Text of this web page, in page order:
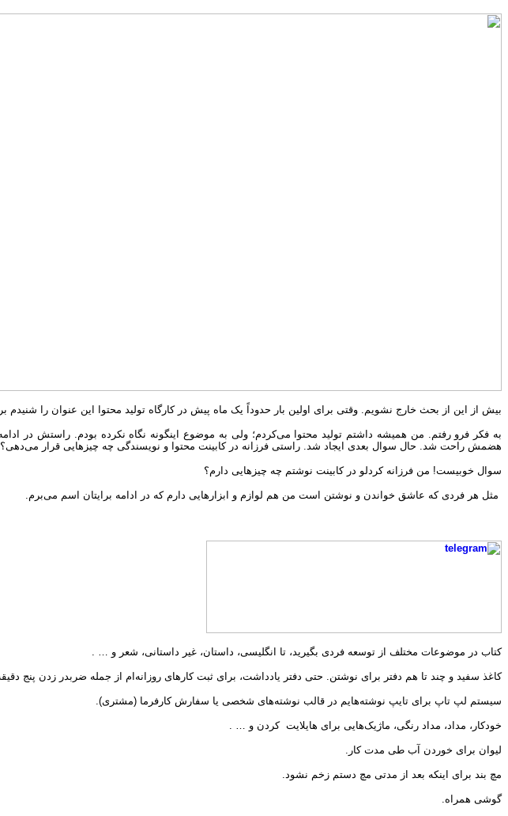
بیش از این از بحث خارج نشویم. وقتی برای اولین بار حدوداً یک ماه پیش در کارگاه تولید محتوا این عنوان را
به فکر فرو رفتم. من همیشه داشتم تولید محتوا می‌کردم؛ ولی به موضوع اینگونه نگاه نکرده بودم. راستش در
هضمش راحت شد. حال سوال بعدی ایجاد شد. راستی فرزانه در کابینت محتوا و نویسندگی چه چیزهایی قرار
سوال خوبیست! من فرزانه کردلو در کابینت نوشتم چه چیزهایی دارم؟
مثل هر فردی که عاشق خواندن و نوشتن است من هم لوازم و ابزارهایی دارم که در ادامه برایتان اسم می‌برم.
کتاب در موضوعات مختلف از توسعه فردی بگیرید، تا انگلیسی، داستان، غیر داستانی، شعر و … .
کاغذ سفید و چند تا هم دفتر برای نوشتن. حتی دفتر یادداشت، برای ثبت کارهای روزانه‌ام از جمله ضربدر زدن پنج
سیستم لپ تاپ برای تایپ نوشته‌هایم در قالب نوشته‌های شخصی یا سفارش کارفرما (مشتری).
خودکار، مداد، مداد رنگی، ماژیک‌هایی برای هایلایت کردن و … .
لیوان برای خوردن آب طی مدت کار.
مچ بند برای اینکه بعد از مدتی مچ دستم زخم نشود.
گوشی همراه.